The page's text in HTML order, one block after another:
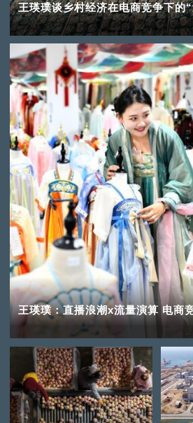
王瑛璞谈乡村经济在电商竞争下的
王瑛璞：直播浪潮x流量演算 电商